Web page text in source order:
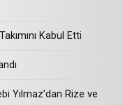
Kabul Etti
Yılmaz’dan Rize ve